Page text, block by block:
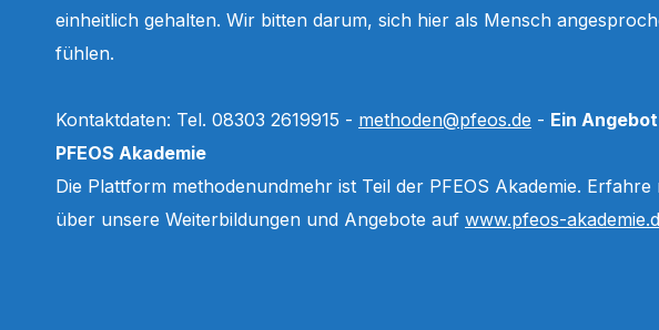
einheitlich gehalten. Wir bitten darum, sich hier als Mensch
fühlen.
Kontaktdaten: Tel. 08303 2619915 - methoden@pfeos.de - Ein
PFEOS Akademie
Die Plattform methodenundmehr ist Teil der PFEOS Akademie. Erfahre
über unsere Weiterbildungen und Angebote auf www.pfeos-